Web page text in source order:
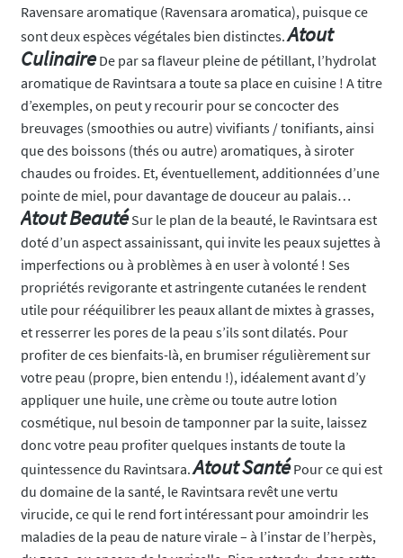
Ravensare aromatique (Ravensara aromatica), puisque ce
sont deux espèces végétales bien distinctes.Atout
CulinaireDe par sa flaveur pleine de pétillant, l’hydrolat
aromatique de Ravintsara a toute sa place en cuisine ! A titre
d’exemples, on peut y recourir pour se concocter des
breuvages (smoothies ou autre) vivifiants / tonifiants, ainsi
que des boissons (thés ou autre) aromatiques, à siroter
chaudes ou froides. Et, éventuellement, additionnées d’une
pointe de miel, pour davantage de douceur au palais…
Atout BeautéSur le plan de la beauté, le Ravintsara est
doté d’un aspect assainissant, qui invite les peaux sujettes à
imperfections ou à problèmes à en user à volonté ! Ses
propriétés revigorante et astringente cutanées le rendent
utile pour rééquilibrer les peaux allant de mixtes à grasses,
et resserrer les pores de la peau s’ils sont dilatés. Pour
profiter de ces bienfaits-là, en brumiser régulièrement sur
votre peau (propre, bien entendu !), idéalement avant d’y
appliquer une huile, une crème ou toute autre lotion
cosmétique, nul besoin de tamponner par la suite, laissez
donc votre peau profiter quelques instants de toute la
quintessence du Ravintsara.Atout SantéPour ce qui est
du domaine de la santé, le Ravintsara revêt une vertu
virucide, ce qui le rend fort intéressant pour amoindrir les
maladies de la peau de nature virale – à l’instar de l’herpès,